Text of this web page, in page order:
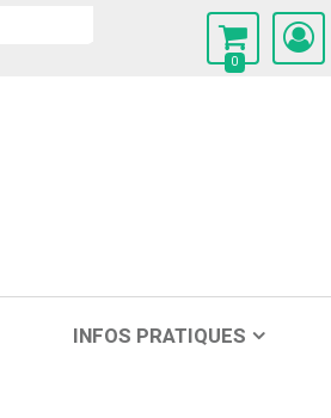
0
INFOS PRATIQUES